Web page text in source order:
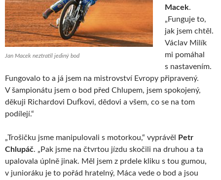
Jan Macek neztratil jediný bod
Macek.
„Funguje to,
jak jsem chtěl.
Václav Milík
mi pomáhal
s nastavením.
Fungovalo to a já jsem na mistrovství Evropy připravený.
V šampionátu jsem o bod před Chlupem, jsem spokojený,
děkuji Richardovi Dufkovi, dědovi a všem, co se na tom
podílejí.“
„Trošičku jsme manipulovali s motorkou,“ vyprávěl
Petr
Chlupáč. „Pak jsme na čtvrtou jízdu skočili na druhou a ta
upalovala úplně jinak. Měl jsem z prdele kliku s tou gumou,
v junioráku je to pořád hratelný, Máca vede o bod a jsou